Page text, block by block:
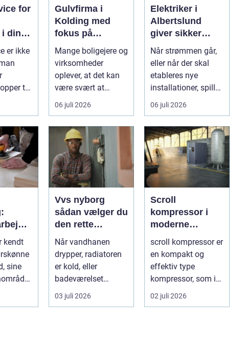
for
i din
er ikke
til.
Gulvfirma i
Kolding med
fokus på
smukke flader
Mange boligejere og
virksomheder
oplever, at det kan
være svært at
overskue de mange
gul...
06 juli 2026
Elektriker i
Albertslund
giver sikker
strøm til danske
boliger
Når strømmen går,
eller når der skal
etableres nye
installationer, spiller
06 juli 2026
kendt
sine
Vvs nyborg
sådan vælger du
den rette
fagmand til
opgaven
Når vandhanen
drypper, radiatoren
er kold, eller
badeværelset
trænger til en
gennemgribende
03 juli 2026
Scroll
kompressor i
moderne
trykluftløsninger
scroll kompressor er
en kompakt og
effektiv type
kompressor, som i
stadigt større grad
vælges til an...
02 juli 2026